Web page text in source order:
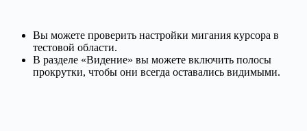
Вы можете проверить настройки мигания курсора в
тестовой области.
В разделе «Видение» вы можете включить полосы
прокрутки, чтобы они всегда оставались видимыми.